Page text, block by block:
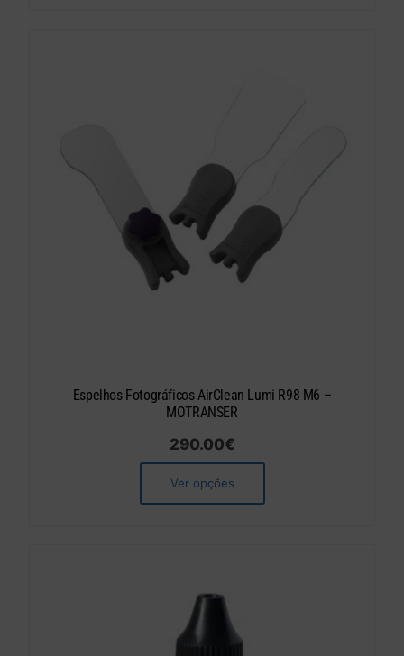
Espelhos Fotográficos AirClean Lumi R98 M6 –
MOTRANSER
290.00€
Ver opções